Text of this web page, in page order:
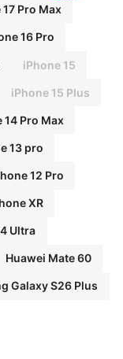
Pro Max
16 Pro
iPhone 15
iPhone 15 Plus
14 Pro Max
13 pro
12 Pro
XR
Ultra
Huawei Mate 60
Galaxy S26 Plus